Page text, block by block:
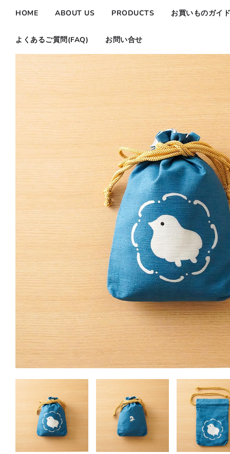
HOME ABOUT US PRODUCTS お買いものガイド
よくあるご質問(FAQ) お問い合せ